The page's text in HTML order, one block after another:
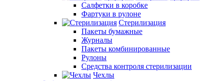
Салфетки в коробке
Фартуки в рулоне
Стерилизация
Пакеты бумажные
Журналы
Пакеты комбинированные
Рулоны
Средства контроля стерилизации
Чехлы